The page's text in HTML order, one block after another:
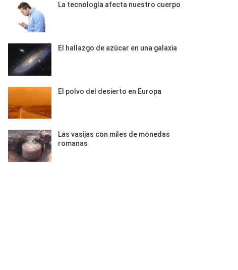
La tecnología afecta nuestro cuerpo
El hallazgo de azúcar en una galaxia
El polvo del desierto en Europa
Las vasijas con miles de monedas
romanas